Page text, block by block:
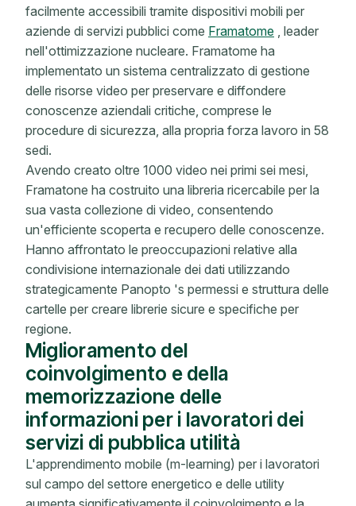
facilmente accessibili tramite dispositivi mobili per
aziende di servizi pubblici come Framatome , leader
nell'ottimizzazione nucleare. Framatome ha
implementato un sistema centralizzato di gestione
delle risorse video per preservare e diffondere
conoscenze aziendali critiche, comprese le
procedure di sicurezza, alla propria forza lavoro in 58
sedi.
Avendo creato oltre 1000 video nei primi sei mesi,
Framatone ha costruito una libreria ricercabile per la
sua vasta collezione di video, consentendo
un'efficiente scoperta e recupero delle conoscenze.
Hanno affrontato le preoccupazioni relative alla
condivisione internazionale dei dati utilizzando
strategicamente Panopto 's permessi e struttura delle
cartelle per creare librerie sicure e specifiche per
regione.
Miglioramento del
coinvolgimento e della
memorizzazione delle
informazioni per i lavoratori dei
servizi di pubblica utilità
L'apprendimento mobile (m-learning) per i lavoratori
sul campo del settore energetico e delle utility